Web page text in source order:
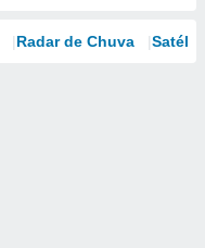
Radar de Chuva